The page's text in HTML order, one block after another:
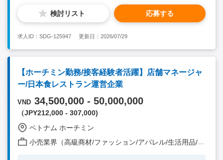
語でコミュニケーションが可能な方 【歓迎スキル】 ◆飲食業界
でのご経験をお持ちの方 ◆東南アジアで在住、渡航経験がある
方
検討リスト 応募する
求人ID：SDG-125947 更新日：2026/07/29
【ホーチミン勤務/接客経験者活躍】店舗マネージャ
ー/日本食レストラン運営企業
VND 34,500,000 - 50,000,000
（JPY212,000 - 307,000)
ベトナム ホーチミン
小売業界（高級商材/ファッション/アパレル/生活用品/家電 他）